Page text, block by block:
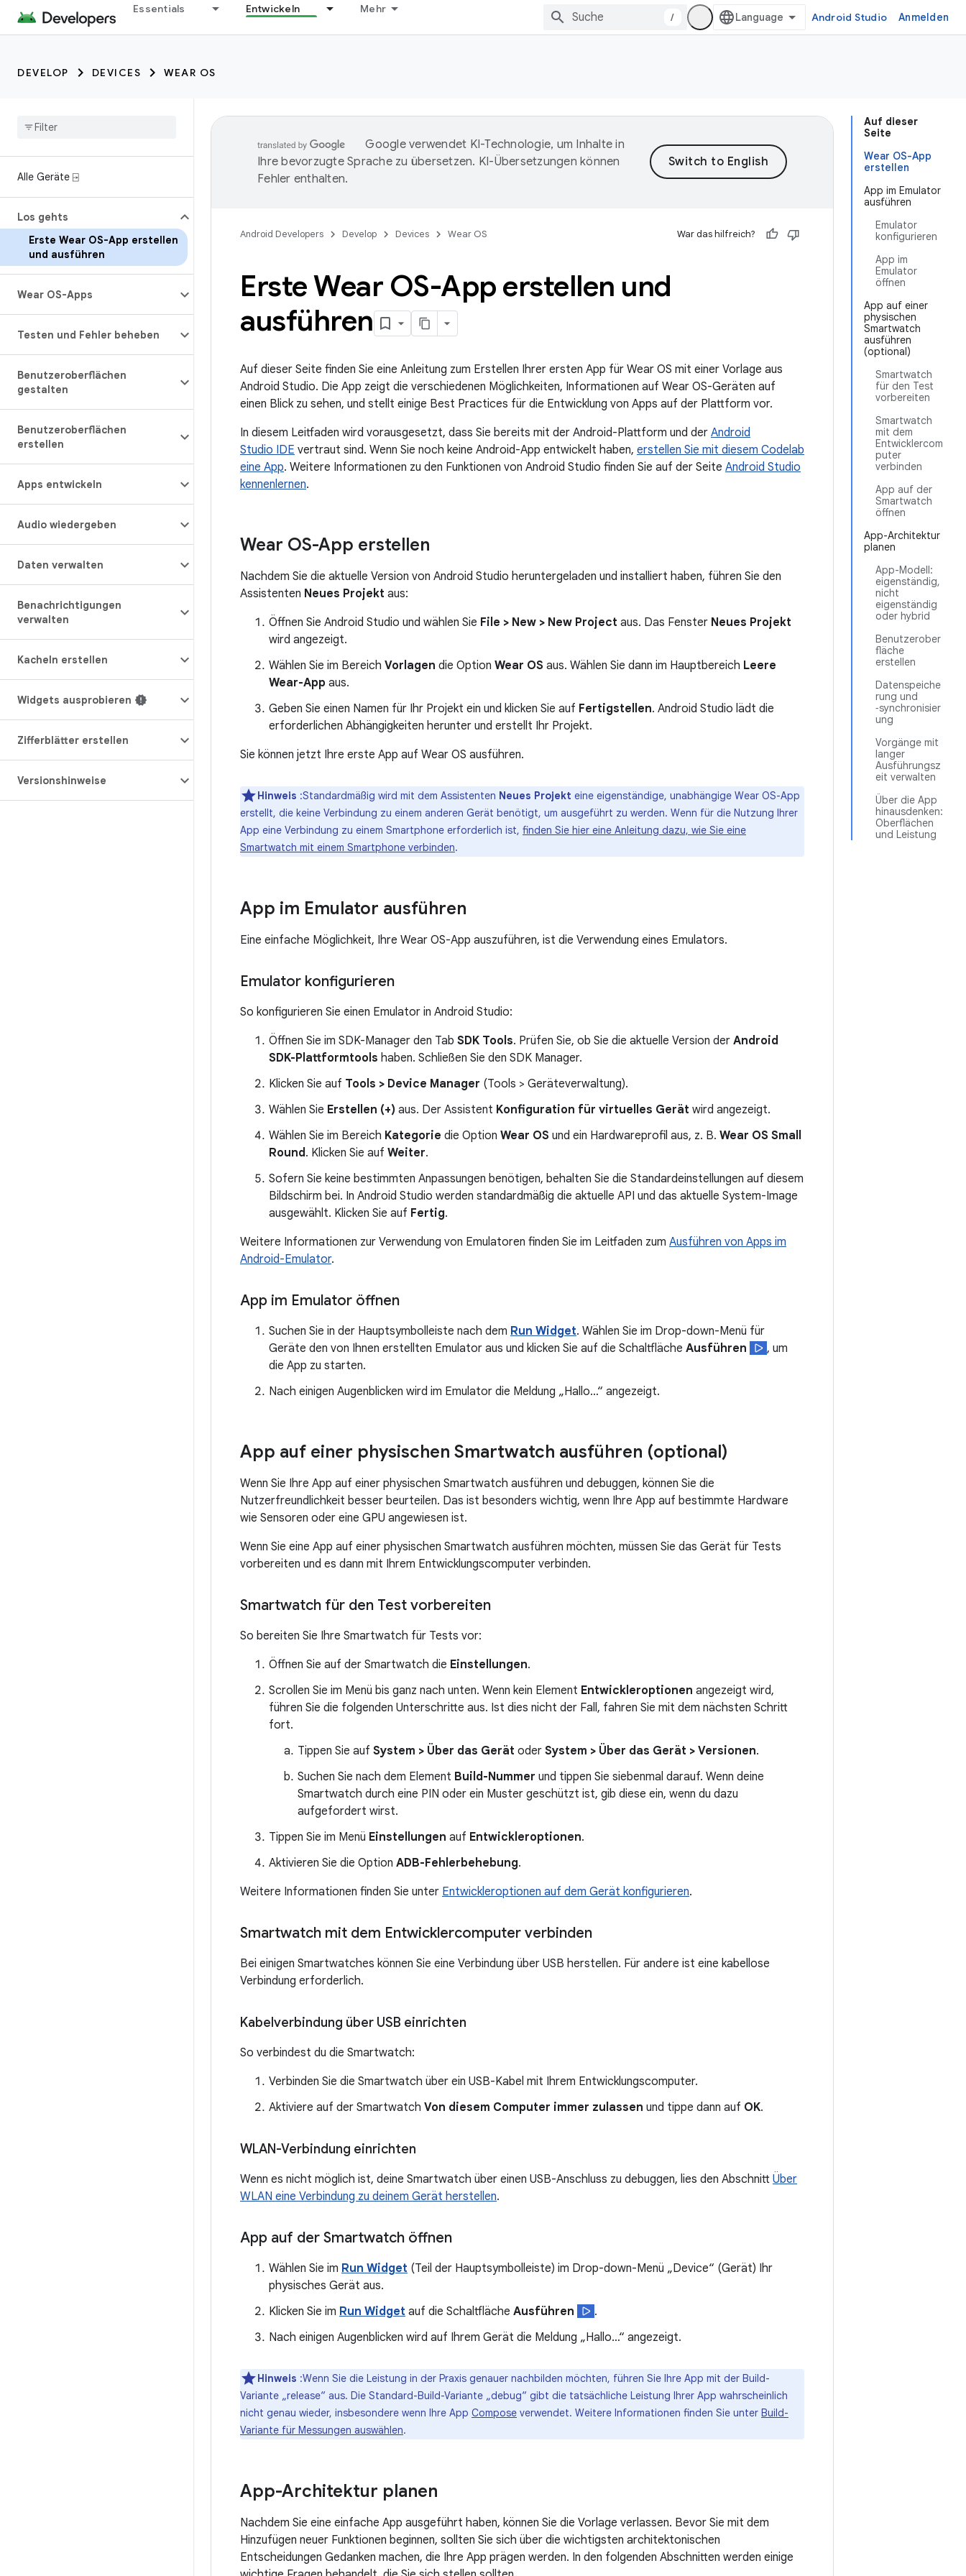
Essentials Entwickeln Mehr
/ Android Studio Anmelden
DEVELOP DEVICES WEAR OS
Alle Geräte ⍈
Los gehts
Erste Wear OS-App erstellen
und ausführen
Wear OS-Apps
Testen und Fehler beheben
Benutzeroberflächen
gestalten
Benutzeroberflächen
erstellen
Apps entwickeln
Audio wiedergeben
Daten verwalten
Benachrichtigungen
verwalten
Kacheln erstellen
Widgets ausprobieren
Zifferblätter erstellen
Versionshinweise
Auf dieser
Seite
Wear OS-App
erstellen
App im Emulator
ausführen
Emulator
konfigurieren
App im
Emulator
öffnen
App auf einer
physischen
Smartwatch
ausführen
(optional)
Smartwatch
für den Test
vorbereiten
Smartwatch
mit dem
Entwicklercom
puter
verbinden
App auf der
Smartwatch
öffnen
App-Architektur
planen
App-Modell:
eigenständig,
nicht
eigenständig
oder hybrid
Benutzerober
fläche
erstellen
Datenspeiche
rung und
‑synchronisier
ung
Vorgänge mit
langer
Ausführungsz
eit verwalten
Über die App
hinausdenken:
Oberflächen
und Leistung
Google verwendet KI-Technologie, um Inhalte in
Ihre bevorzugte Sprache zu übersetzen. KI-Übersetzungen können
Fehler enthalten.
Android Developers Develop Devices Wear OS War das hilfreich?
Erste Wear OS-App erstellen und
ausführen
Auf dieser Seite finden Sie eine Anleitung zum Erstellen Ihrer ersten App für Wear OS mit einer Vorlage aus
Android Studio. Die App zeigt die verschiedenen Möglichkeiten, Informationen auf Wear OS-Geräten auf
einen Blick zu sehen, und stellt einige Best Practices für die Entwicklung von Apps auf der Plattform vor.
In diesem Leitfaden wird vorausgesetzt, dass Sie bereits mit der Android-Plattform und der Android
Studio IDE vertraut sind. Wenn Sie noch keine Android-App entwickelt haben, erstellen Sie mit diesem Codelab
eine App. Weitere Informationen zu den Funktionen von Android Studio finden Sie auf der Seite Android Studio
kennenlernen.
Wear OS-App erstellen
Nachdem Sie die aktuelle Version von Android Studio heruntergeladen und installiert haben, führen Sie den
Assistenten Neues Projekt aus:
Öffnen Sie Android Studio und wählen Sie File > New > New Project aus. Das Fenster Neues Projekt
wird angezeigt.
Wählen Sie im Bereich Vorlagen die Option Wear OS aus. Wählen Sie dann im Hauptbereich Leere
Wear-App aus.
Geben Sie einen Namen für Ihr Projekt ein und klicken Sie auf Fertigstellen. Android Studio lädt die
erforderlichen Abhängigkeiten herunter und erstellt Ihr Projekt.
Sie können jetzt Ihre erste App auf Wear OS ausführen.
Hinweis :Standardmäßig wird mit dem Assistenten Neues Projekt eine eigenständige, unabhängige Wear OS-App
erstellt, die keine Verbindung zu einem anderen Gerät benötigt, um ausgeführt zu werden. Wenn für die Nutzung Ihrer
App eine Verbindung zu einem Smartphone erforderlich ist, finden Sie hier eine Anleitung dazu, wie Sie eine
Smartwatch mit einem Smartphone verbinden.
App im Emulator ausführen
Eine einfache Möglichkeit, Ihre Wear OS-App auszuführen, ist die Verwendung eines Emulators.
Emulator konfigurieren
So konfigurieren Sie einen Emulator in Android Studio:
Öffnen Sie im SDK-Manager den Tab SDK Tools. Prüfen Sie, ob Sie die aktuelle Version der Android
SDK-Plattformtools haben. Schließen Sie den SDK Manager.
Klicken Sie auf Tools > Device Manager (Tools > Geräteverwaltung).
Wählen Sie Erstellen (+) aus. Der Assistent Konfiguration für virtuelles Gerät wird angezeigt.
Wählen Sie im Bereich Kategorie die Option Wear OS und ein Hardwareprofil aus, z. B. Wear OS Small
Round. Klicken Sie auf Weiter.
Sofern Sie keine bestimmten Anpassungen benötigen, behalten Sie die Standardeinstellungen auf diesem
Bildschirm bei. In Android Studio werden standardmäßig die aktuelle API und das aktuelle System-Image
ausgewählt. Klicken Sie auf Fertig.
Weitere Informationen zur Verwendung von Emulatoren finden Sie im Leitfaden zum Ausführen von Apps im
Android-Emulator.
App im Emulator öffnen
Suchen Sie in der Hauptsymbolleiste nach dem Run Widget. Wählen Sie im Drop-down-Menü für
Geräte den von Ihnen erstellten Emulator aus und klicken Sie auf die Schaltfläche Ausführen
, um
die App zu starten.
Nach einigen Augenblicken wird im Emulator die Meldung „Hallo…“ angezeigt.
App auf einer physischen Smartwatch ausführen (optional)
Wenn Sie Ihre App auf einer physischen Smartwatch ausführen und debuggen, können Sie die
Nutzerfreundlichkeit besser beurteilen. Das ist besonders wichtig, wenn Ihre App auf bestimmte Hardware
wie Sensoren oder eine GPU angewiesen ist.
Wenn Sie eine App auf einer physischen Smartwatch ausführen möchten, müssen Sie das Gerät für Tests
vorbereiten und es dann mit Ihrem Entwicklungscomputer verbinden.
Smartwatch für den Test vorbereiten
So bereiten Sie Ihre Smartwatch für Tests vor:
Öffnen Sie auf der Smartwatch die Einstellungen.
Scrollen Sie im Menü bis ganz nach unten. Wenn kein Element Entwickleroptionen angezeigt wird,
führen Sie die folgenden Unterschritte aus. Ist dies nicht der Fall, fahren Sie mit dem nächsten Schritt
fort.
Tippen Sie auf System > Über das Gerät oder System > Über das Gerät > Versionen.
Suchen Sie nach dem Element Build-Nummer und tippen Sie siebenmal darauf. Wenn deine
Smartwatch durch eine PIN oder ein Muster geschützt ist, gib diese ein, wenn du dazu
aufgefordert wirst.
Tippen Sie im Menü Einstellungen auf Entwickleroptionen.
Aktivieren Sie die Option ADB-Fehlerbehebung.
Weitere Informationen finden Sie unter Entwickleroptionen auf dem Gerät konfigurieren.
Smartwatch mit dem Entwicklercomputer verbinden
Bei einigen Smartwatches können Sie eine Verbindung über USB herstellen. Für andere ist eine kabellose
Verbindung erforderlich.
Kabelverbindung über USB einrichten
So verbindest du die Smartwatch:
Verbinden Sie die Smartwatch über ein USB-Kabel mit Ihrem Entwicklungscomputer.
Aktiviere auf der Smartwatch Von diesem Computer immer zulassen und tippe dann auf OK.
WLAN-Verbindung einrichten
Wenn es nicht möglich ist, deine Smartwatch über einen USB-Anschluss zu debuggen, lies den Abschnitt Über
WLAN eine Verbindung zu deinem Gerät herstellen.
App auf der Smartwatch öffnen
Wählen Sie im Run Widget (Teil der Hauptsymbolleiste) im Drop-down-Menü „Device“ (Gerät) Ihr
physisches Gerät aus.
Klicken Sie im Run Widget auf die Schaltfläche Ausführen
.
Nach einigen Augenblicken wird auf Ihrem Gerät die Meldung „Hallo…“ angezeigt.
Hinweis :Wenn Sie die Leistung in der Praxis genauer nachbilden möchten, führen Sie Ihre App mit der Build-
Variante „release“ aus. Die Standard-Build-Variante „debug“ gibt die tatsächliche Leistung Ihrer App wahrscheinlich
nicht genau wieder, insbesondere wenn Ihre App Compose verwendet. Weitere Informationen finden Sie unter Build-
Variante für Messungen auswählen.
App-Architektur planen
Nachdem Sie eine einfache App ausgeführt haben, können Sie die Vorlage verlassen. Bevor Sie mit dem
Hinzufügen neuer Funktionen beginnen, sollten Sie sich über die wichtigsten architektonischen
Entscheidungen Gedanken machen, die Ihre App prägen werden. In den folgenden Abschnitten werden einige